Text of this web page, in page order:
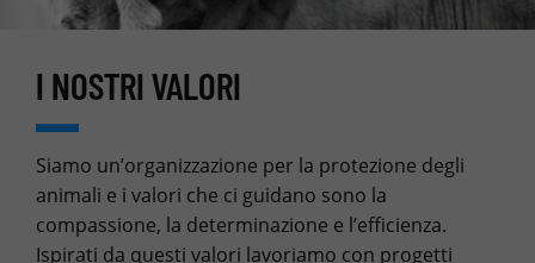
I NOSTRI VALORI
Siamo un’organizzazione per la protezione degli
animali e i valori che ci guidano sono la
compassione, la determinazione e l’efficienza.
Ispirati da questi valori lavoriamo con progetti